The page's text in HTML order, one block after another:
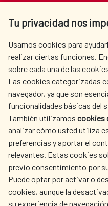
Tu privacidad nos
Usamos cookies para
realizar ciertas funciones.
sobre cada una de las
Las cookies categorizadas
navegador, ya que son
funcionalidades básicas del
También utilizamos cookies
analizar cómo usted utiliza
preferencias y aportar el
relevantes. Estas cookies
previo consentimiento por
Puede optar por activar o
cookies, aunque la
su experiencia de navegación.
Tel. +34 900 20 30 54​​​​​​​
AECID
SPANISH HUMANITARIAN
ACTION
CULTURE AND SCIENCE
OUR SOCIAL MEDIA